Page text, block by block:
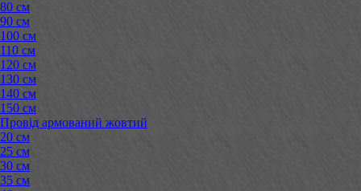
80 см
90 см
100 см
110 см
120 см
130 см
140 см
150 см
Провід армований жовтий
20 см
25 см
30 см
35 см